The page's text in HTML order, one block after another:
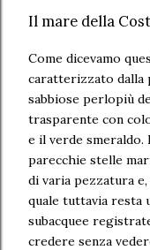
Il mare della
Come dicevamo
caratterizzato dalla
sabbiose perlopiù
trasparente con
e il verde
parecchie stelle
di varia pezzatura
quale tuttavia resta
subacquee
credere senza